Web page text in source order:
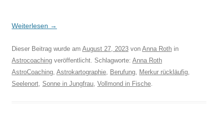
Weiterlesen →
Dieser Beitrag wurde am August 27, 2023 von Anna Roth in
Astrocoaching veröffentlicht. Schlagworte: Anna Roth
AstroCoaching, Astrokartographie, Berufung, Merkur rückläufig,
Seelenort, Sonne in Jungfrau, Vollmond in Fische.